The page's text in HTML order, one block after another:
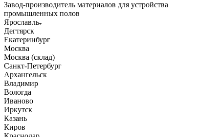
Завод-производитель материалов для устройства
промышленных полов
Ярославль
Дегтярск
Екатеринбург
Москва
Москва (склад)
Санкт-Петербург
Архангельск
Владимир
Вологда
Иваново
Иркутск
Казань
Киров